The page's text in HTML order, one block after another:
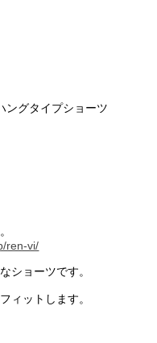
グタイプショーツ
ren-vi/
ショーツです。
ィットします。